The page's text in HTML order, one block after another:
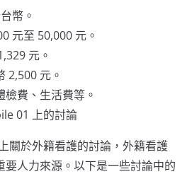
幣。
元至 50,000 元。
元。
2,500 元。
費、生活費等。
01 上的討論
關於外籍看護的討論，外籍看護
要人力來源。以下是一些討論中的